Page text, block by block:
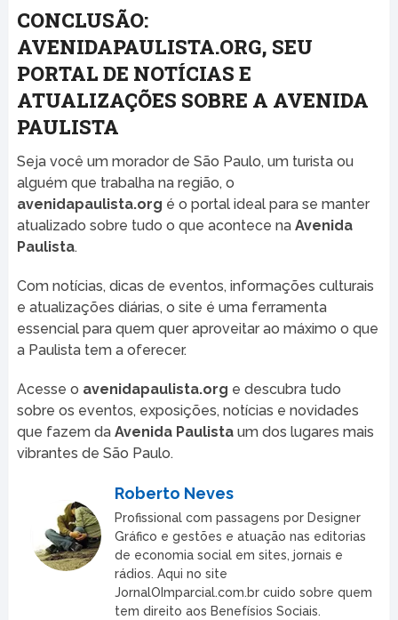
CONCLUSÃO:
AVENIDAPAULISTA.ORG, SEU
PORTAL DE NOTÍCIAS E
ATUALIZAÇÕES SOBRE A AVENIDA
PAULISTA
Seja você um morador de São Paulo, um turista ou
alguém que trabalha na região, o
avenidapaulista.org é o portal ideal para se manter
atualizado sobre tudo o que acontece na Avenida
Paulista.
Com notícias, dicas de eventos, informações culturais
e atualizações diárias, o site é uma ferramenta
essencial para quem quer aproveitar ao máximo o que
a Paulista tem a oferecer.
Acesse o avenidapaulista.org e descubra tudo
sobre os eventos, exposições, notícias e novidades
que fazem da Avenida Paulistaum dos lugares mais
vibrantes de São Paulo.
Roberto Neves
Profissional com passagens por Designer
Gráfico e gestões e atuação nas editorias
de economia social em sites, jornais e
rádios. Aqui no site
JornalOImparcial.com.br cuido sobre quem
tem direito aos Benefísios Sociais.